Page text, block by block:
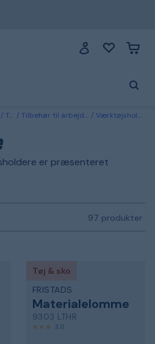
Tøj Tilbehør til arbejdstøj Værktøjsholdere
er præsenteret
97 produkter
Tøj & sko
FRISTADS
Materialelomme
9303 LTHR
3,0